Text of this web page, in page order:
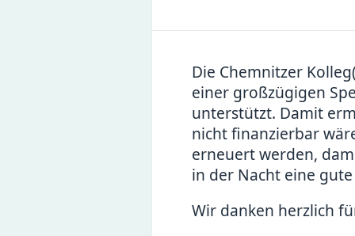
Die Chemnitzer
einer großzügigen
unterstützt. Damit
nicht finanzierbar
erneuert werden,
in der Nacht eine
Wir danken herzlich